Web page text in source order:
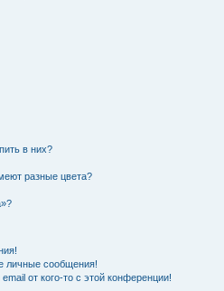
в них?
разные цвета?
личные сообщения!
от кого-то с этой конференции!